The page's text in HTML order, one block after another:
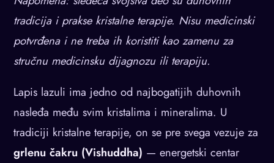
tradicija i prakse kristalne terapije. Nisu medicinski
potvrđena i ne treba ih koristiti kao zamenu za
stručnu medicinsku dijagnozu ili terapiju.
Lapis lazuli ima jedno od najbogatijih duhovnih
nasleđa među svim kristalima i mineralima. U
tradiciji kristalne terapije, on se pre svega vezuje za
grlenu čakru (Vishuddha) — energetski centar